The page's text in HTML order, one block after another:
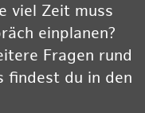
viel Zeit muss
einplanen?
Fragen rund
findest du in den